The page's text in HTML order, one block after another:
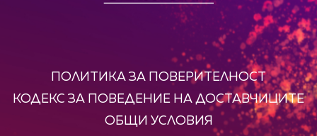
ПОЛИТИКА ЗА ПОВЕРИТЕЛНОСТ
КОДЕКС ЗА ПОВЕДЕНИЕ НА ДОСТАВЧИЦИТЕ
ОБЩИ УСЛОВИЯ